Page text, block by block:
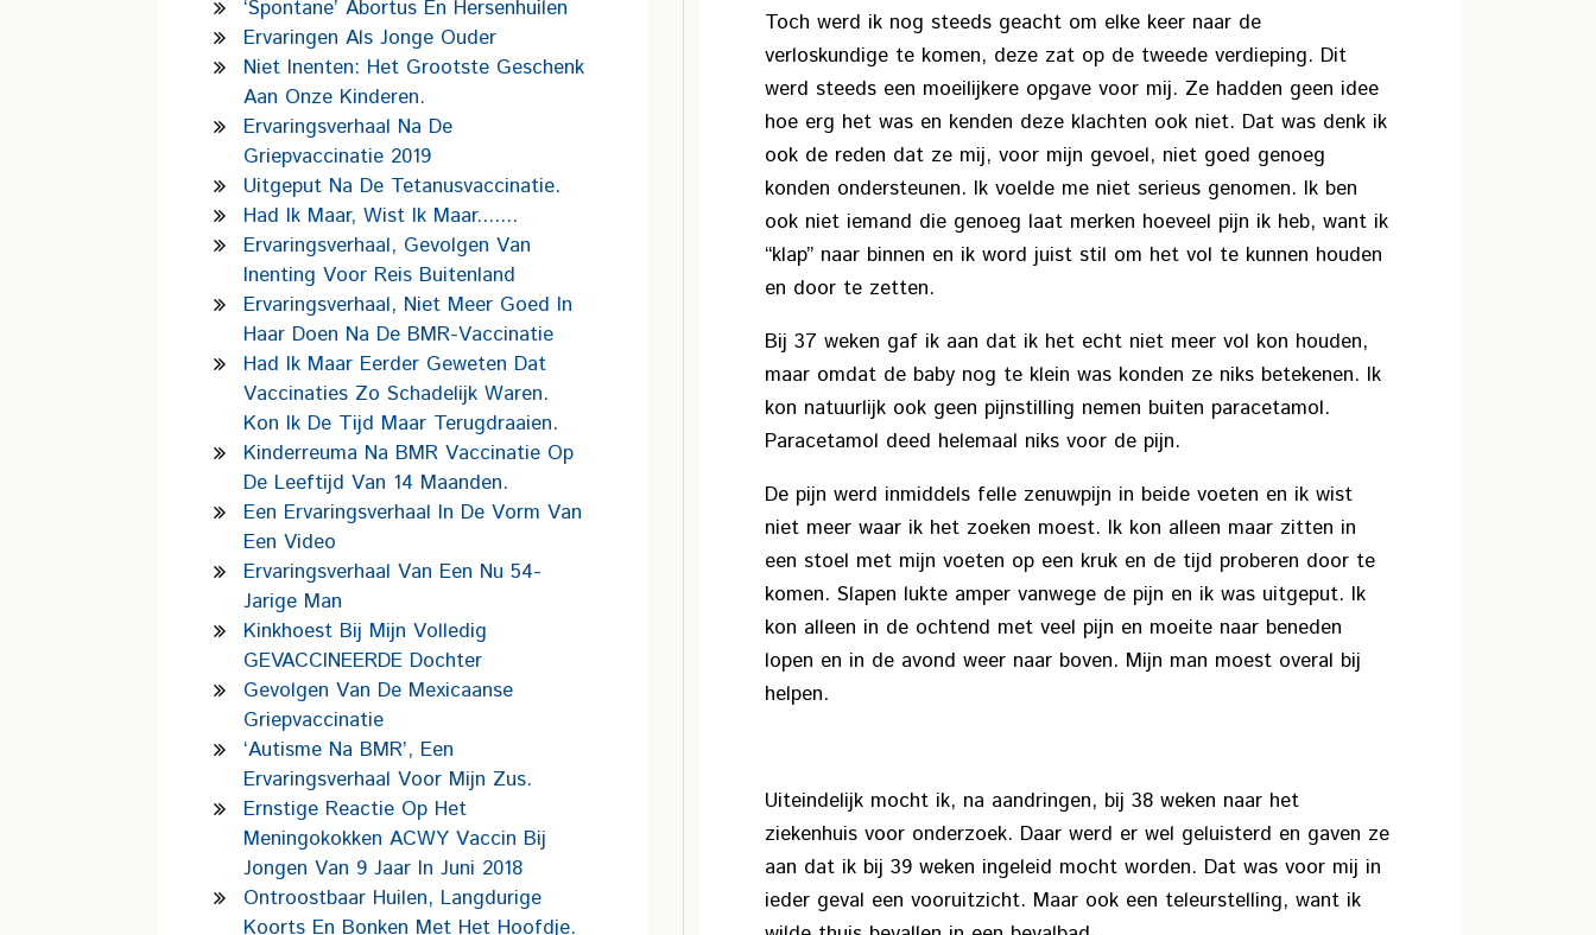
‘Spontane’ Abortus En Hersenhuilen
Ervaringen Als Jonge Ouder
Niet Inenten: Het Grootste Geschenk
Aan Onze Kinderen.
Ervaringsverhaal Na De
Griepvaccinatie 2019
Uitgeput Na De Tetanusvaccinatie.
Had Ik Maar, Wist Ik Maar.......
Ervaringsverhaal, Gevolgen Van
Inenting Voor Reis Buitenland
Ervaringsverhaal, Niet Meer Goed In
Haar Doen Na De BMR-Vaccinatie
Had Ik Maar Eerder Geweten Dat
Vaccinaties Zo Schadelijk Waren.
Kon Ik De Tijd Maar Terugdraaien.
Kinderreuma Na BMR Vaccinatie Op
De Leeftijd Van 14 Maanden.
Een Ervaringsverhaal In De Vorm Van
Een Video
Ervaringsverhaal Van Een Nu 54-
Jarige Man
Kinkhoest Bij Mijn Volledig
GEVACCINEERDE Dochter
Gevolgen Van De Mexicaanse
Griepvaccinatie
‘Autisme Na BMR’, Een
Ervaringsverhaal Voor Mijn Zus.
Ernstige Reactie Op Het
Meningokokken ACWY Vaccin Bij
Jongen Van 9 Jaar In Juni 2018
Ontroostbaar Huilen, Langdurige
Koorts En Bonken Met Het Hoofdje.
Toch werd ik nog steeds geacht om elke keer naar de
verloskundige te komen, deze zat op de tweede verdieping. Dit
werd steeds een moeilijkere opgave voor mij. Ze hadden geen idee
hoe erg het was en kenden deze klachten ook niet. Dat was denk ik
ook de reden dat ze mij, voor mijn gevoel, niet goed genoeg
konden ondersteunen. Ik voelde me niet serieus genomen. Ik ben
ook niet iemand die genoeg laat merken hoeveel pijn ik heb, want ik
“klap” naar binnen en ik word juist stil om het vol te kunnen houden
en door te zetten.
Bij 37 weken gaf ik aan dat ik het echt niet meer vol kon houden,
maar omdat de baby nog te klein was konden ze niks betekenen. Ik
kon natuurlijk ook geen pijnstilling nemen buiten paracetamol.
Paracetamol deed helemaal niks voor de pijn.
De pijn werd inmiddels felle zenuwpijn in beide voeten en ik wist
niet meer waar ik het zoeken moest. Ik kon alleen maar zitten in
een stoel met mijn voeten op een kruk en de tijd proberen door te
komen. Slapen lukte amper vanwege de pijn en ik was uitgeput. Ik
kon alleen in de ochtend met veel pijn en moeite naar beneden
lopen en in de avond weer naar boven. Mijn man moest overal bij
helpen.
Uiteindelijk mocht ik, na aandringen, bij 38 weken naar het
ziekenhuis voor onderzoek. Daar werd er wel geluisterd en gaven ze
aan dat ik bij 39 weken ingeleid mocht worden. Dat was voor mij in
ieder geval een vooruitzicht. Maar ook een teleurstelling, want ik